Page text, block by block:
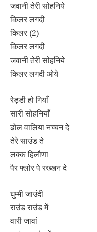
जवानी तेरी सोहनिये
किलर लगदी
किलर (2)
किलर लगदी
जवानी तेरी सोहनिये
किलर लगदी ओये
रेड्डी हो गियाँ
सारी सोहनियाँ
ढोल वालिया नच्चन दे
तेरे साउंड ते
लक्क हिलौणा
पैर फ्लोर पे रख्खन दे
घुम्मी जाउंदी
राउंड राउंड में
वारी जावां